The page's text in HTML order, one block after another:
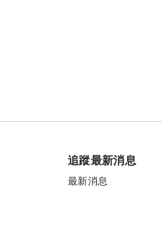
追蹤最新消息
最新消息